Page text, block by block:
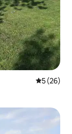
평점 5점(5
5 (26)